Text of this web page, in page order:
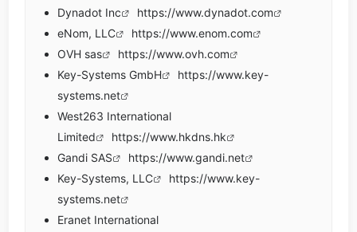
Dynadot Inc
https://www.dynadot.com
eNom, LLC
https://www.enom.com
OVH sas
https://www.ovh.com
Key-Systems GmbH
https://www.key-
systems.net
West263 International
Limited
https://www.hkdns.hk
Gandi SAS
https://www.gandi.net
Key-Systems, LLC
https://www.key-
systems.net
Eranet International